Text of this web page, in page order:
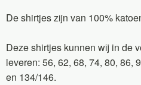
De shirtjes zijn van 100%
Deze shirtjes kunnen wij in de
leveren: 56, 62, 68, 74, 80, 86,
en 134/146.